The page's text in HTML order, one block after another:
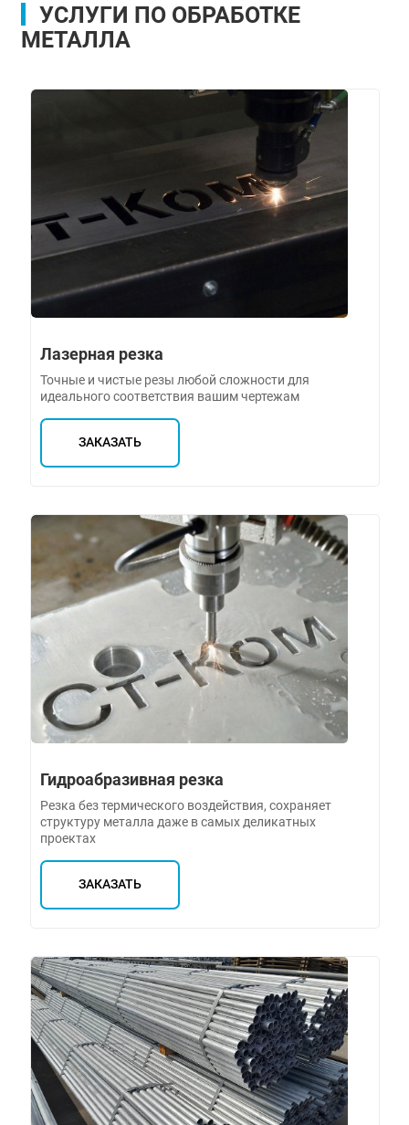
УСЛУГИ ПО ОБРАБОТКЕ
МЕТАЛЛА
Лазерная резка
Точные и чистые резы любой сложности для
идеального соответствия вашим чертежам
ЗАКАЗАТЬ
Гидроабразивная резка
Резка без термического воздействия, сохраняет
структуру металла даже в самых деликатных
проектах
ЗАКАЗАТЬ